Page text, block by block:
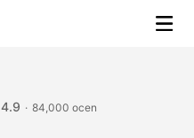
4.9 · 84,000 ocen